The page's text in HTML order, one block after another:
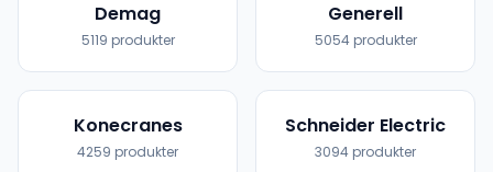
Demag
5119 produkter
Generell
5054produkter
Konecranes
4259 produkter
Schneider Electric
3094 produkter